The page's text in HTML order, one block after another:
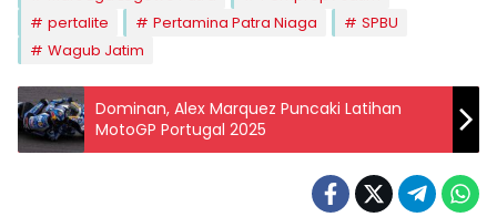
pertalite
Pertamina Patra Niaga
SPBU
Wagub Jatim
Dominan, Alex Marquez Puncaki Latihan
MotoGP Portugal 2025